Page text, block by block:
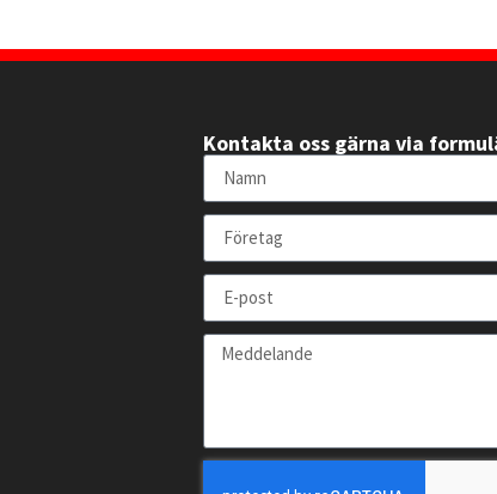
Kontakta oss gärna via